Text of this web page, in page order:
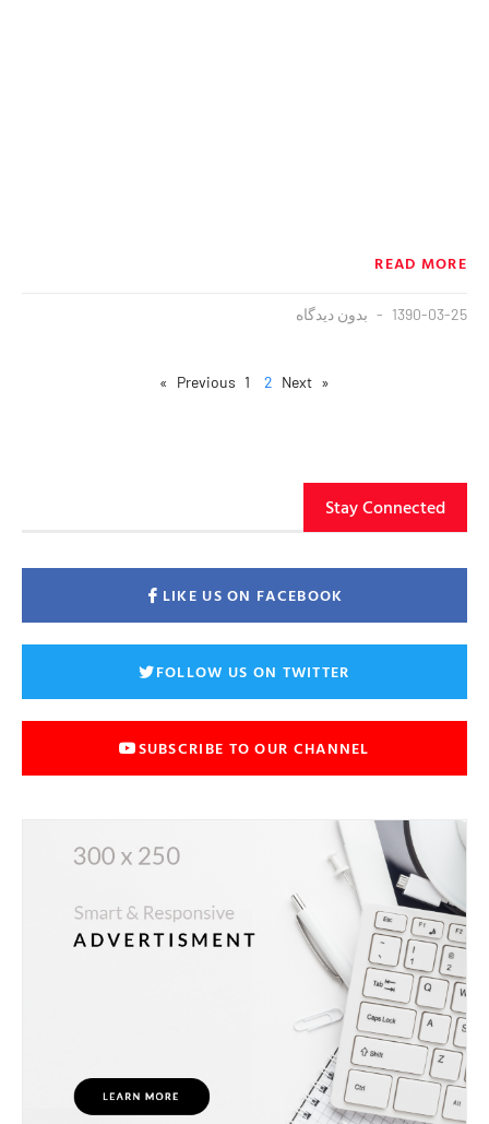
READ MORE
1390-03-25 بدون دیدگاه
« Previous
1 2 Next »
Stay Connected
LIKE US ON FACEBOOK
FOLLOW US ON TWITTER
SUBSCRIBE TO OUR CHANNEL